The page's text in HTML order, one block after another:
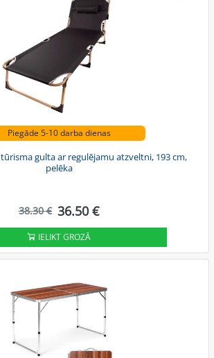
Piegāde 5-10 darba dienas
gulta ar regulējamu atzveltni, 193 cm,
pelēka
38.30 € 36.50 €
IELIKT GROZĀ